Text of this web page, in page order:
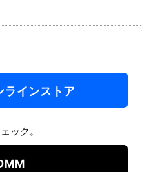
ラインストア
ック。
ディコム・ト
イ】より202
5年9月発売予
定♪
【海洋堂】よ